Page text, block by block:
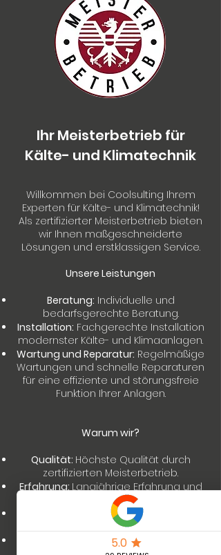
Ihr Meisterbetrieb für
Kälte- und Klimatechnik
Willkommen bei Coolsulting Ihrem
Experten für Kälte- und Klimatechnik!
Als zertifizierter Meisterbetrieb bieten
wir Ihnen maßgeschneiderte
Lösungen und erstklassigen Service.
Unsere Leistungen
Beratung: Individuelle und
bedarfsgerechte Beratung.
Installation: Fachgerechte Installation
modernster Kälte- und Klimaanlagen.
Wartung und Reparatur: Regelmäßige
Wartungen und schnelle Reparaturen
für eine effiziente und störungsfreie
Funktion Ihrer Anlagen.
Warum wir?
Qualität: Höchste Qualität durch
zertifizierten Meisterbetrieb.
Erfahrung:Langjährige Erfahrung und
Fachkompetenz.
Kundenzufriedenheit:Ihr Vertrauen
und Ihre Zufriedenheit sind unser Ziel.
Umweltfreundlich:Einsatz